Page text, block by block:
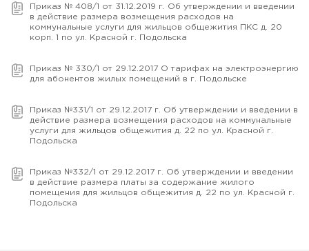
Приказ № 408/1 от 31.12.2019 г. Об утверждении и введении
в действие размера возмещения расходов на
коммунальные услуги для жильцов общежития ПКС д. 20
корп. 1 по ул. Красной г. Подольска
Приказ № 330/1 от 29.12.2017 О тарифах на электроэнергию
для абонентов жилых помещений в г. Подольске
Приказ №331/1 от 29.12.2017 г. Об утверждении и введении в
действие размера возмещения расходов на коммунальные
услуги для жильцов общежития д. 22 по ул. Красной г.
Подольска
Приказ №332/1 от 29.12.2017 г. Об утверждении и введении
в действие размера платы за содержание жилого
помещения для жильцов общежития д. 22 по ул. Красной г.
Подольска